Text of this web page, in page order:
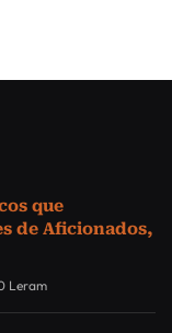
que
de Aficionados,
Leram